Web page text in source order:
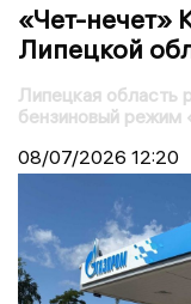
«Чет-нечет»
Липецкой
Липецкая область
бензиновый режим
08/07/2026 12:20